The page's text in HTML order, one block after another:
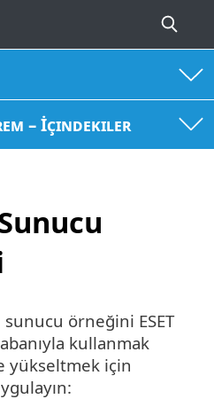
– İçindekiler
örneğini ESET
kullanmak
yükseltmek için